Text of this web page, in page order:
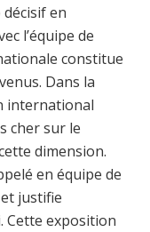
en
l’équipe de
constitue
Dans la
international
cher sur le
dimension.
en équipe de
justifie
Cette exposition